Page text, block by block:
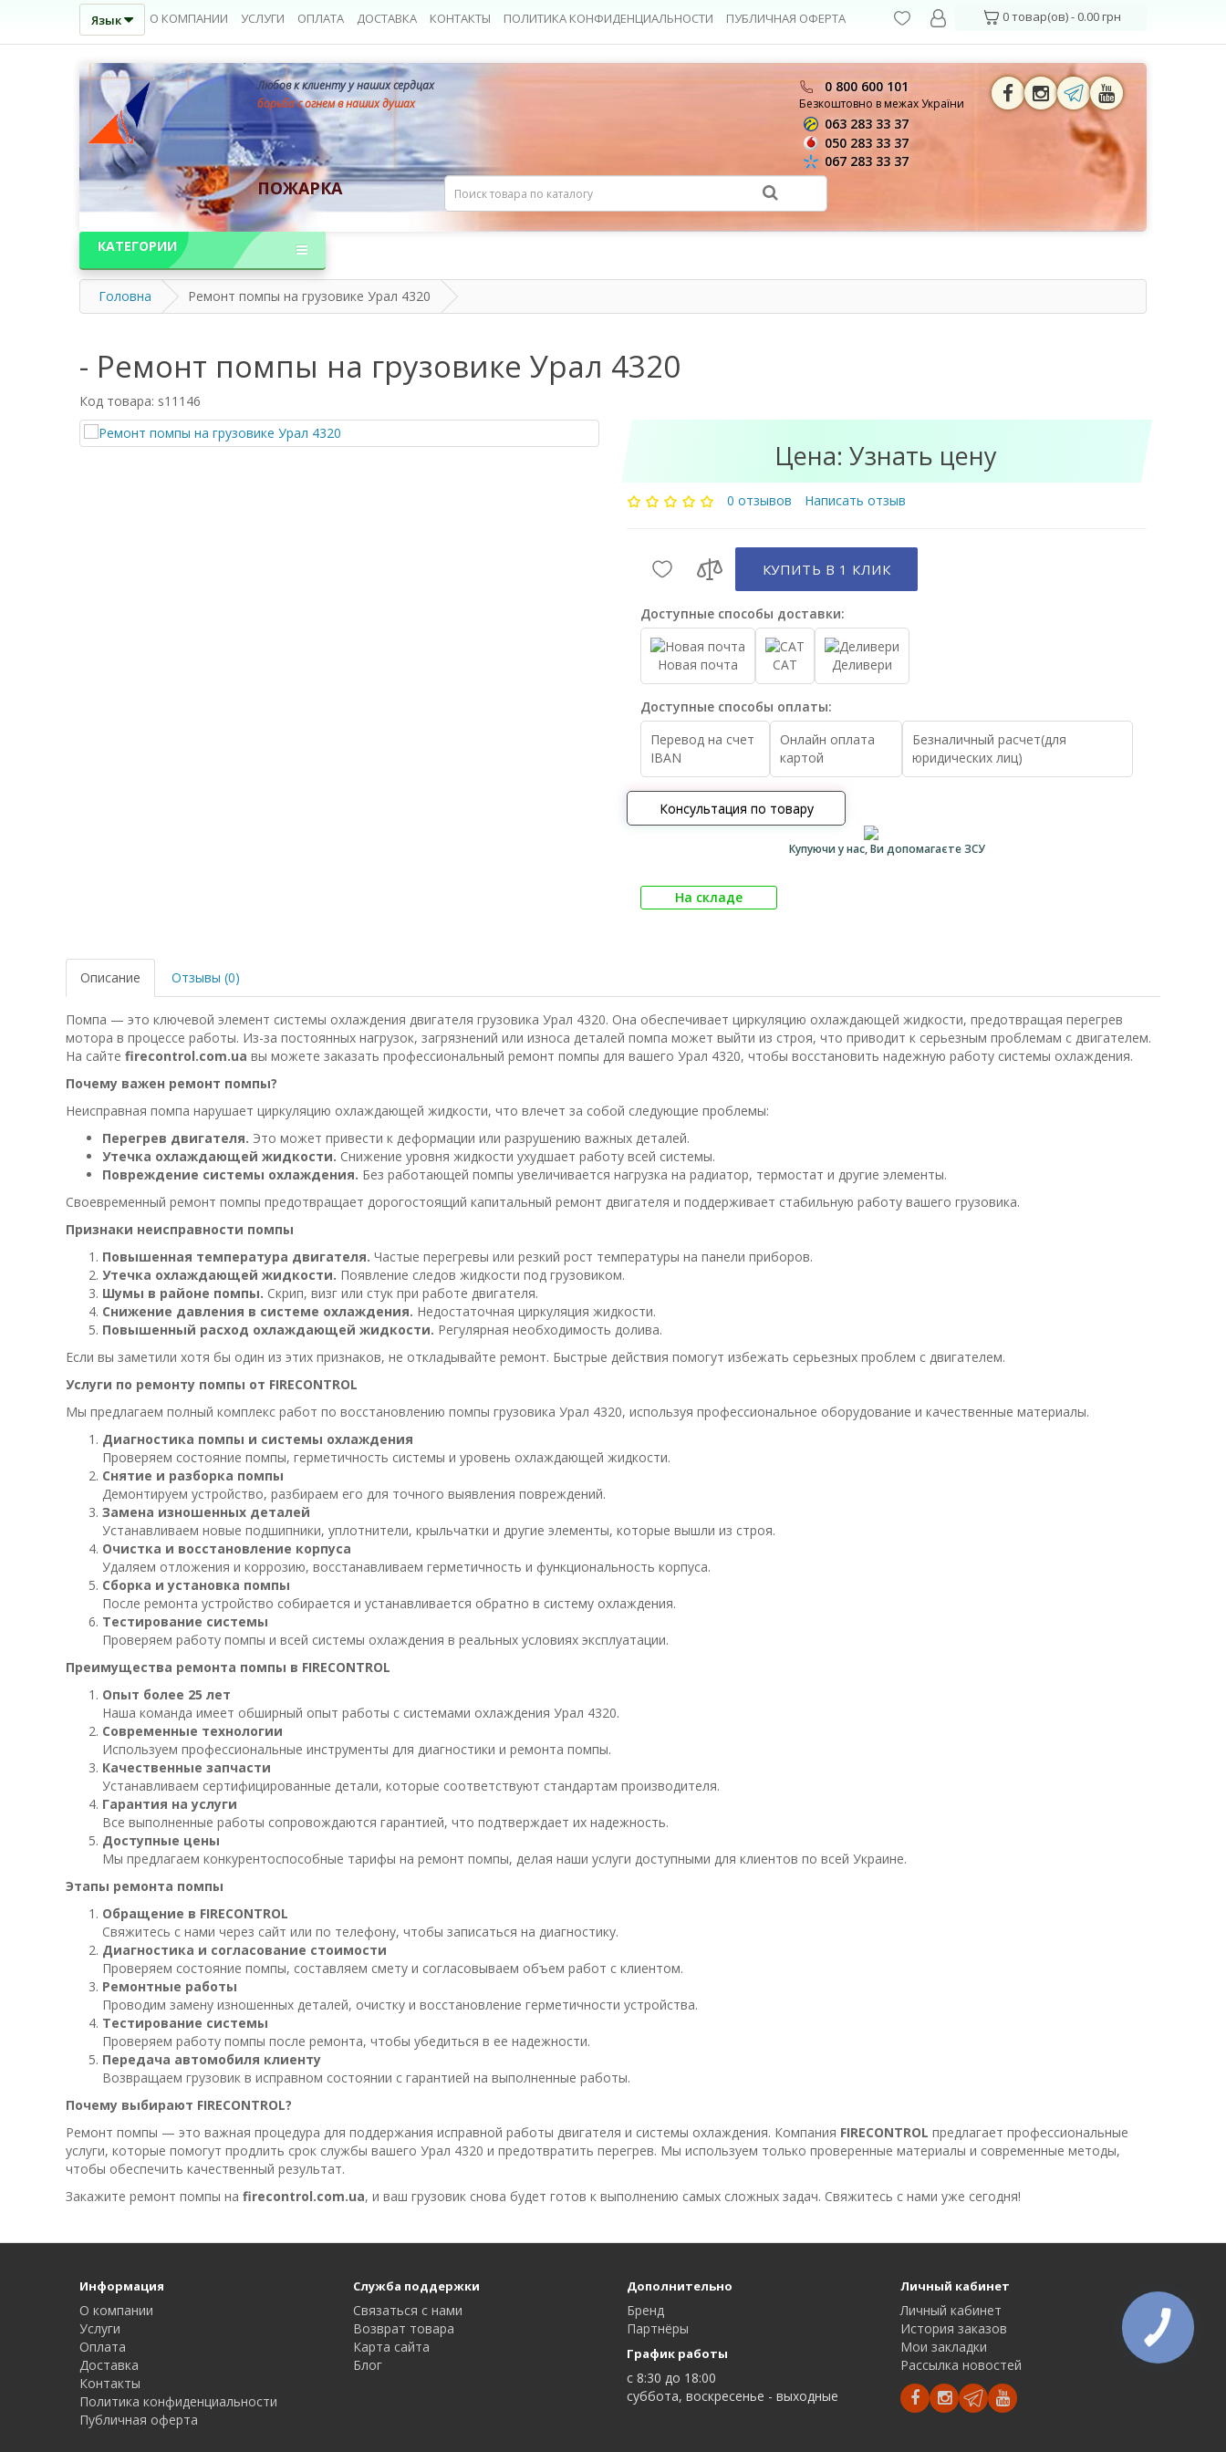
Язык О КОМПАНИИ УСЛУГИ ОПЛАТА ДОСТАВКА КОНТАКТЫ ПОЛИТИКА КОНФИДЕНЦИАЛЬНОСТИ ПУБЛИЧНАЯ ОФЕРТА 0 товар(ов) - 0.00 грн
Любов к клиенту у наших сердцах
борьба с огнем в наших душах
ПОЖАРКА
0 800 600 101
Безкоштовно в межах України
063 283 33 37
050 283 33 37
067 283 33 37
КАТЕГОРИИ
Головна Ремонт помпы на грузовике Урал 4320
- Ремонт помпы на грузовике Урал 4320
Код товара: s11146
Цена:Узнать цену
0 отзывов Написать отзыв
КУПИТЬ В 1 КЛИК
Доступные способы доставки:
Новая почта САТ Деливери
Доступные способы оплаты:
Перевод на счет
IBAN
Онлайн оплата
картой
Безналичный расчет(для
юридических лиц)
Консультация по товару
Купуючи у нас, Ви допомагаєте ЗСУ
На складе
Описание Отзывы (0)
Помпа — это ключевой элемент системы охлаждения двигателя грузовика Урал 4320. Она обеспечивает циркуляцию охлаждающей жидкости, предотвращая перегрев
мотора в процессе работы. Из-за постоянных нагрузок, загрязнений или износа деталей помпа может выйти из строя, что приводит к серьезным проблемам с двигателем.
На сайте firecontrol.com.ua вы можете заказать профессиональный ремонт помпы для вашего Урал 4320, чтобы восстановить надежную работу системы охлаждения.
Почему важен ремонт помпы?
Неисправная помпа нарушает циркуляцию охлаждающей жидкости, что влечет за собой следующие проблемы:
Перегрев двигателя. Это может привести к деформации или разрушению важных деталей.
Утечка охлаждающей жидкости. Снижение уровня жидкости ухудшает работу всей системы.
Повреждение системы охлаждения. Без работающей помпы увеличивается нагрузка на радиатор, термостат и другие элементы.
Своевременный ремонт помпы предотвращает дорогостоящий капитальный ремонт двигателя и поддерживает стабильную работу вашего грузовика.
Признаки неисправности помпы
Повышенная температура двигателя. Частые перегревы или резкий рост температуры на панели приборов.
Утечка охлаждающей жидкости. Появление следов жидкости под грузовиком.
Шумы в районе помпы. Скрип, визг или стук при работе двигателя.
Снижение давления в системе охлаждения. Недостаточная циркуляция жидкости.
Повышенный расход охлаждающей жидкости. Регулярная необходимость долива.
Если вы заметили хотя бы один из этих признаков, не откладывайте ремонт. Быстрые действия помогут избежать серьезных проблем с двигателем.
Услуги по ремонту помпы от FIRECONTROL
Мы предлагаем полный комплекс работ по восстановлению помпы грузовика Урал 4320, используя профессиональное оборудование и качественные материалы.
Диагностика помпы и системы охлаждения
Проверяем состояние помпы, герметичность системы и уровень охлаждающей жидкости.
Снятие и разборка помпы
Демонтируем устройство, разбираем его для точного выявления повреждений.
Замена изношенных деталей
Устанавливаем новые подшипники, уплотнители, крыльчатки и другие элементы, которые вышли из строя.
Очистка и восстановление корпуса
Удаляем отложения и коррозию, восстанавливаем герметичность и функциональность корпуса.
Сборка и установка помпы
После ремонта устройство собирается и устанавливается обратно в систему охлаждения.
Тестирование системы
Проверяем работу помпы и всей системы охлаждения в реальных условиях эксплуатации.
Преимущества ремонта помпы в FIRECONTROL
Опыт более 25 лет
Наша команда имеет обширный опыт работы с системами охлаждения Урал 4320.
Современные технологии
Используем профессиональные инструменты для диагностики и ремонта помпы.
Качественные запчасти
Устанавливаем сертифицированные детали, которые соответствуют стандартам производителя.
Гарантия на услуги
Все выполненные работы сопровождаются гарантией, что подтверждает их надежность.
Доступные цены
Мы предлагаем конкурентоспособные тарифы на ремонт помпы, делая наши услуги доступными для клиентов по всей Украине.
Этапы ремонта помпы
Обращение в FIRECONTROL
Свяжитесь с нами через сайт или по телефону, чтобы записаться на диагностику.
Диагностика и согласование стоимости
Проверяем состояние помпы, составляем смету и согласовываем объем работ с клиентом.
Ремонтные работы
Проводим замену изношенных деталей, очистку и восстановление герметичности устройства.
Тестирование системы
Проверяем работу помпы после ремонта, чтобы убедиться в ее надежности.
Передача автомобиля клиенту
Возвращаем грузовик в исправном состоянии с гарантией на выполненные работы.
Почему выбирают FIRECONTROL?
Ремонт помпы — это важная процедура для поддержания исправной работы двигателя и системы охлаждения. Компания FIRECONTROL предлагает профессиональные
услуги, которые помогут продлить срок службы вашего Урал 4320 и предотвратить перегрев. Мы используем только проверенные материалы и современные методы,
чтобы обеспечить качественный результат.
Закажите ремонт помпы на firecontrol.com.ua, и ваш грузовик снова будет готов к выполнению самых сложных задач. Свяжитесь с нами уже сегодня!
Информация
О компании
Услуги
Оплата
Доставка
Контакты
Политика конфиденциальности
Публичная оферта
Служба поддержки
Связаться с нами
Возврат товара
Карта сайта
Блог
Дополнительно
Бренд
Партнёры
График работы
с 8:30 до 18:00
суббота, воскресенье - выходные
Личный кабинет
Личный кабинет
История заказов
Мои закладки
Рассылка новостей